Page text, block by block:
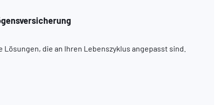
die an Ihren Lebenszyklus angepasst sind.